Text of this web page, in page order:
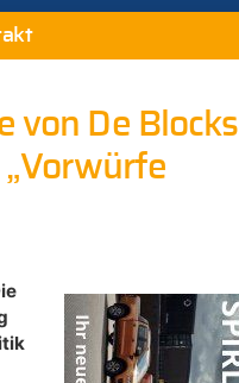
von De Blocks